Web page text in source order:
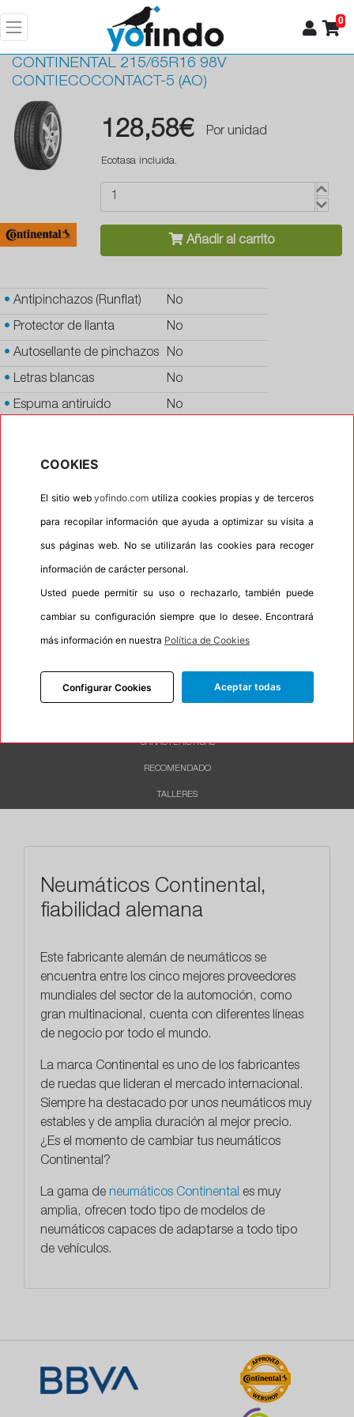
0
CONTINENTAL 215/65R16 98V
CONTIECOCONTACT-5 (AO)
128,58€ Por unidad
Ecotasa incluida.
Añadir al carrito
• Antipinchazos (Runflat) No
• Protector de llanta No
• Autosellante de pinchazos No
• Letras blancas No
• Espuma antiruido No
Banda blanca
Oportunidad
Homologación AUDI
Etiqueta energética Información Eprel
INFORMACIÓN
CARACTERÍSTICAS
RECOMENDADO
TALLERES
Neumáticos Continental,
fiabilidad alemana
Este fabricante alemán de neumáticos se
encuentra entre los cinco mejores proveedores
mundiales del sector de la automoción, como
gran multinacional, cuenta con diferentes líneas
de negocio por todo el mundo.
La marca Continental es uno de los fabricantes
de ruedas que lideran el mercado internacional.
Siempre ha destacado por unos neumáticos muy
estables y de amplia duración al mejor precio.
¿Es el momento de cambiar tus neumáticos
Continental?
La gama de neumáticos Continental es muy
amplia, ofrecen todo tipo de modelos de
neumáticos capaces de adaptarse a todo tipo
de vehículos.
COOKIES
El sitio webyofindo.com utiliza cookies propias y de terceros
para recopilar información que ayuda a optimizar su visita a
sus páginas web. No se utilizarán las cookies para recoger
información de carácter personal.
Usted puede permitir su uso o rechazarlo, también puede
cambiar su configuración siempre que lo desee. Encontrará
más información en nuestra Política de Cookies
Configurar Cookies Aceptar todas